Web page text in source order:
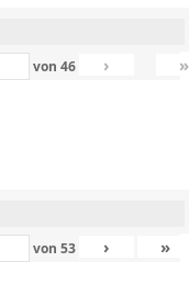
von46 › »
von53 › »